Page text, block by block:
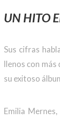
UN HITO
Sus cifras
llenos con
su exitoso
Emilia